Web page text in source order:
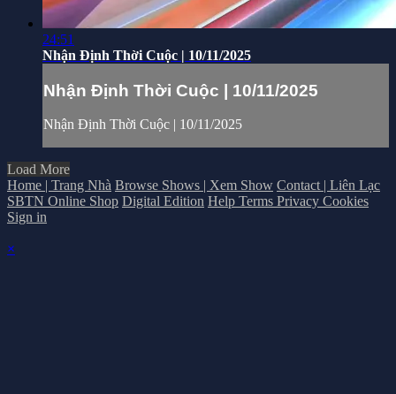
24:51
Nhận Định Thời Cuộc | 10/11/2025
Nhận Định Thời Cuộc | 10/11/2025
Nhận Định Thời Cuộc | 10/11/2025
Load More
Home | Trang Nhà Browse Shows | Xem Show Contact | Liên Lạc
SBTN Online Shop Digital Edition Help Terms Privacy Cookies
Sign in
×